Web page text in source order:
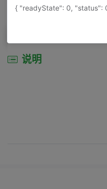
属性： 地图属性： 地图类型-
说明
{ "readyState": 0, "status":